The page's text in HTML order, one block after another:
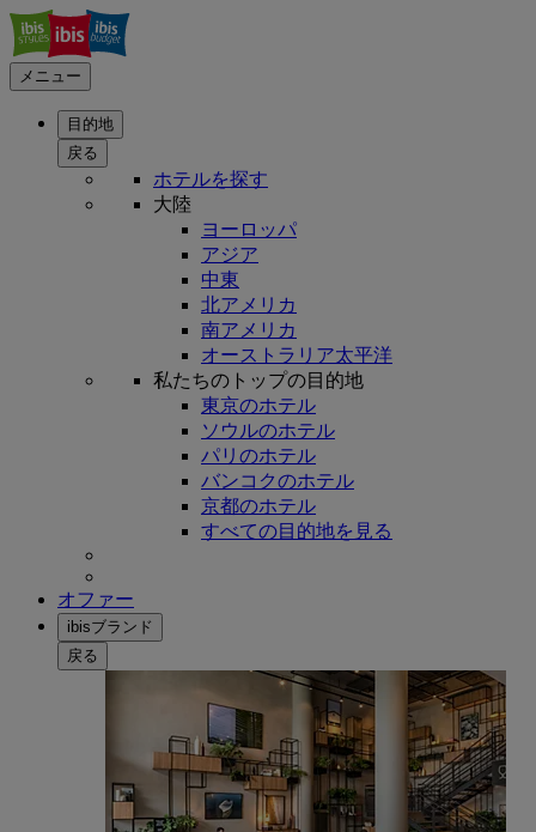
メニュー
目的地
戻る
ホテルを探す
大陸
ヨーロッパ
アジア
中東
北アメリカ
南アメリカ
オーストラリア太平洋
私たちのトップの目的地
東京のホテル
ソウルのホテル
パリのホテル
バンコクのホテル
京都のホテル
すべての目的地を見る
オファー
ibisブランド
戻る